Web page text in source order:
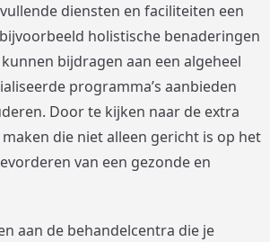
diensten en faciliteiten een
holistische benaderingen
bijdragen aan een algeheel
programma’s aanbieden
Door te kijken naar de extra
die niet alleen gericht is op het
van een gezonde en
aan de behandelcentra die je